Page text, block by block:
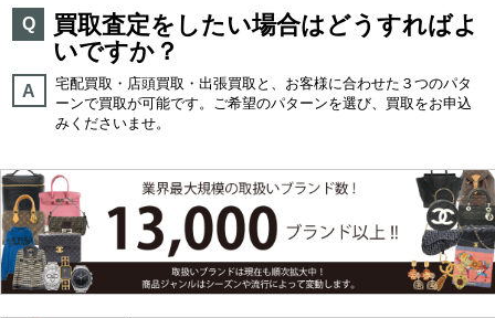
Q
買取査定をしたい場合はどうすればよ
いですか？
A
宅配買取・店頭買取・出張買取と、お客様に合わせた３つのパタ
ーンで買取が可能です。ご希望のパターンを選び、買取をお申込
みくださいませ。